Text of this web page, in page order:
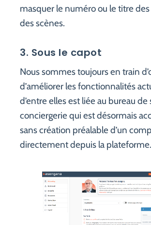
masquer le numéro ou le titre
des scènes.
3. Sous le capot
Nous sommes toujours en train
d’améliorer les fonctionnalités
d’entre elles est liée au bureau
conciergerie qui est désormais
sans création préalable d’un
directement depuis la plateforme.